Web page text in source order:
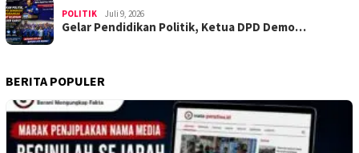
POLITIK Juli 9, 2026
Gelar Pendidikan Politik, Ketua DPD Demo…
BERITA POPULER